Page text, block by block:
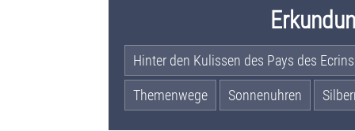
Hinter den Kulissen des Pays des Ecrins
Themenwege Sonnenuhren